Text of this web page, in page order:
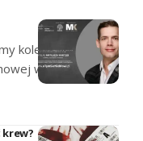
kolejne
wiedzy
krew?